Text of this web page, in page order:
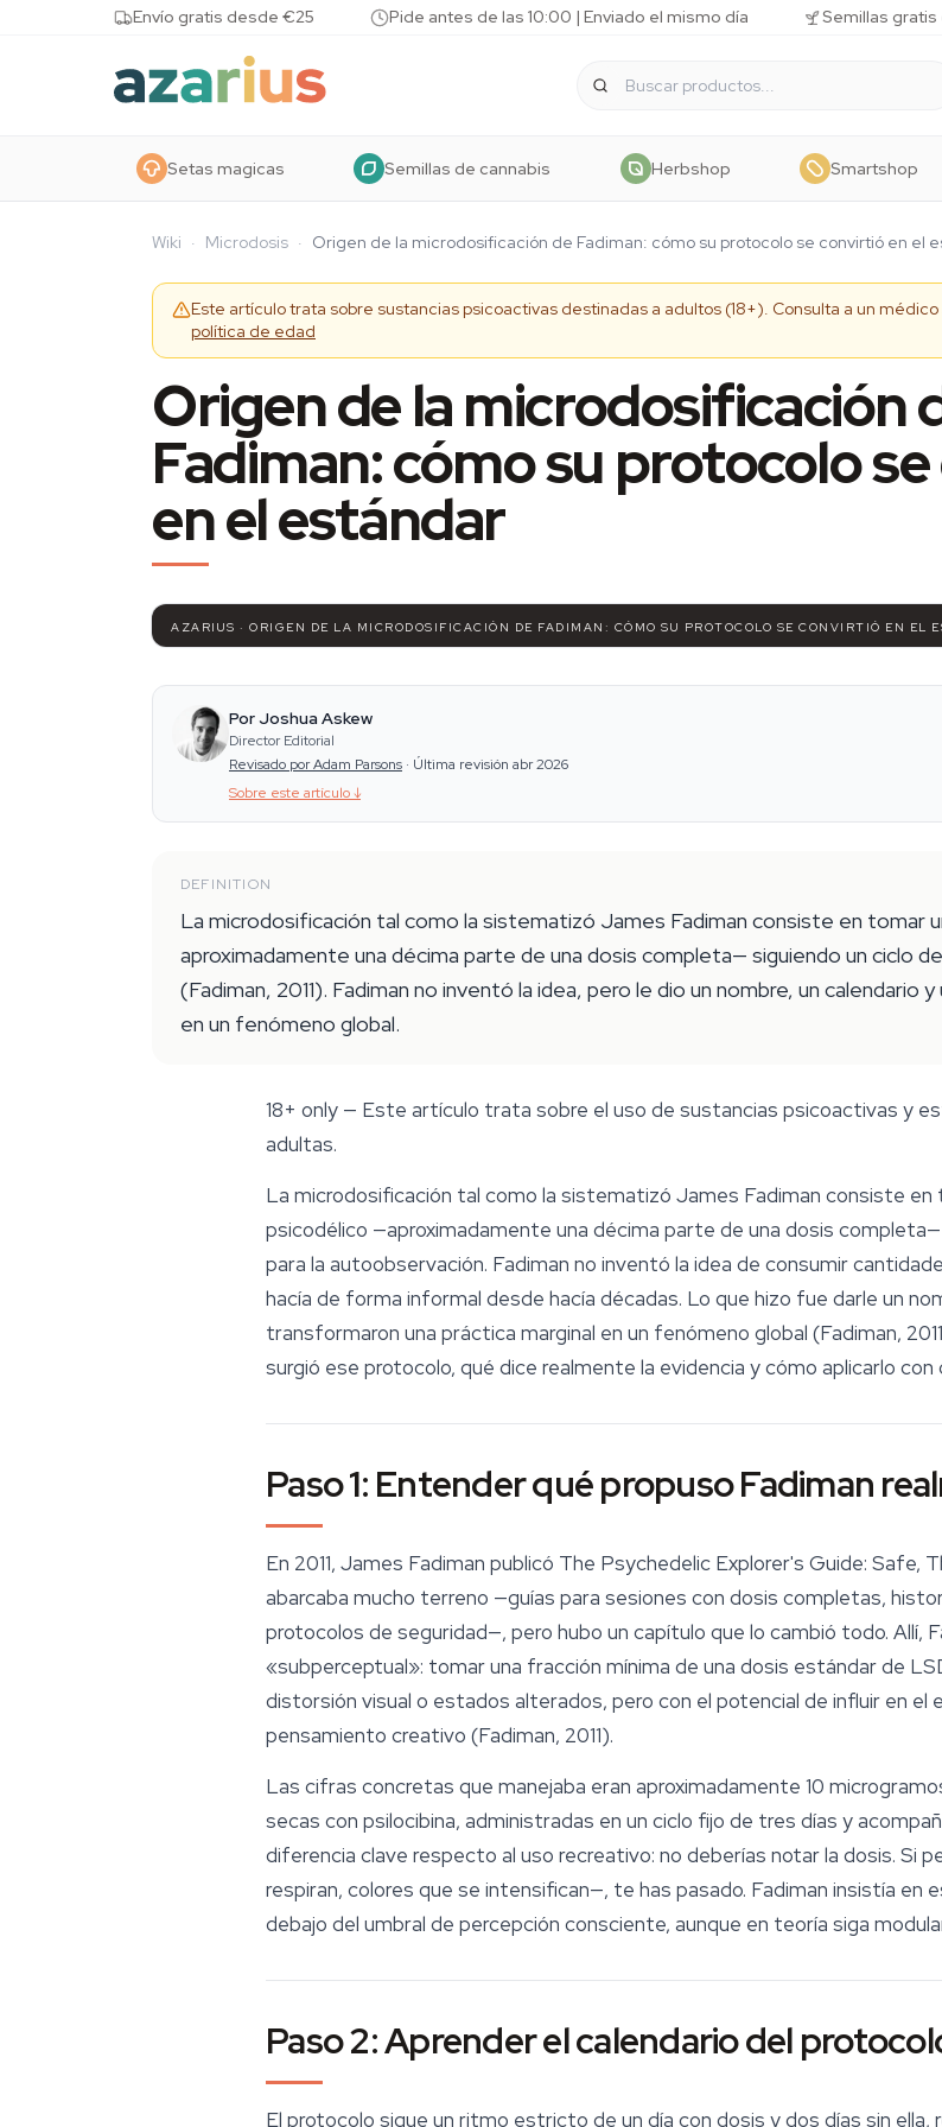
Skip to contentEnvío gratis desde €25 Pide antes de las 10:00 | Enviado el mismo día Semillas
Setas magicas Semillas de cannabis Herbshop Smartshop
Wiki · Microdosis · Origen de la microdosificación de Fadiman: cómo su protocolo se convirtió en el
Este artículo trata sobre sustancias psicoactivas destinadas a adultos (18+). Consulta a un
política de edad
Origen de la microdosificación
Fadiman: cómo su protocolo
en el estándar
AZARIUS · ORIGEN DE LA MICRODOSIFICACIÓN DE FADIMAN: CÓMO SU PROTOCOLO SE CONVIRTIÓ EN EL
Por Joshua Askew
Director Editorial
Revisado por Adam Parsons · Última revisión abr 2026
Sobre este artículo↓
DEFINITION
La microdosificación tal como la sistematizó James Fadiman consiste en tomar
aproximadamente una décima parte de una dosis completa— siguiendo un ciclo
(Fadiman, 2011). Fadiman no inventó la idea, pero le dio un nombre, un calendario
en un fenómeno global.
18+ only — Este artículo trata sobre el uso de sustancias psicoactivas y
adultas.
La microdosificación tal como la sistematizó James Fadiman consiste en
psicodélico —aproximadamente una décima parte de una dosis
para la autoobservación. Fadiman no inventó la idea de consumir
hacía de forma informal desde hacía décadas. Lo que hizo fue darle un
transformaron una práctica marginal en un fenómeno global (Fadiman,
surgió ese protocolo, qué dice realmente la evidencia y cómo aplicarlo con
Paso 1: Entender qué propuso Fadiman
En 2011, James Fadiman publicó The Psychedelic Explorer's Guide: Safe,
abarcaba mucho terreno —guías para sesiones con dosis completas,
protocolos de seguridad—, pero hubo un capítulo que lo cambió todo. Allí,
«subperceptual»: tomar una fracción mínima de una dosis estándar de
distorsión visual o estados alterados, pero con el potencial de influir en el
pensamiento creativo (Fadiman, 2011).
Las cifras concretas que manejaba eran aproximadamente 10
secas con psilocibina, administradas en un ciclo fijo de tres días y
diferencia clave respecto al uso recreativo: no deberías notarla dosis. Si
respiran, colores que se intensifican—, te has pasado. Fadiman insistía en
debajo del umbral de percepción consciente, aunque en teoría siga
Paso 2: Aprender el calendario del
El protocolo sigue un ritmo estricto de un día con dosis y dos días sin